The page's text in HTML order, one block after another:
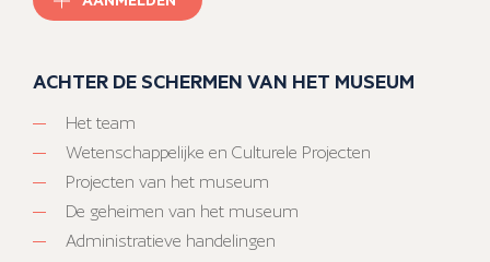
ACHTER DE SCHERMEN VAN HET MUSEUM
Het team
Wetenschappelijke en Culturele Projecten
Projecten van het museum
De geheimen van het museum
Administratieve handelingen